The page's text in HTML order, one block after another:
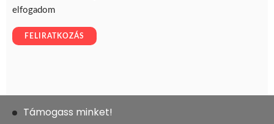
Támogass minket!